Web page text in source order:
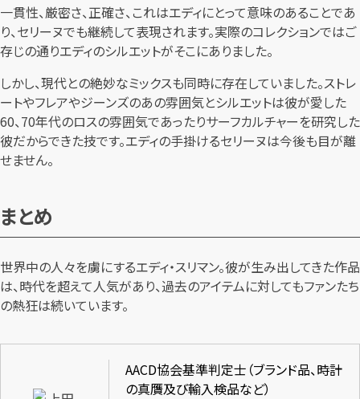
一貫性、厳密さ、正確さ、これはエディにとって意味のあることであ
り、セリーヌでも継続して表現されます。実際のコレクションではご
存じの通りエディのシルエットがそこにありました。
しかし、現代との絶妙なミックスも同時に存在していました。ストレ
ートやフレアやジーンズのあの雰囲気とシルエットは彼が愛した
60、70年代のロスの雰囲気であったりサーフカルチャーを研究した
彼だからできた技です。エディの手掛けるセリーヌは今後も目が離
せません。
まとめ
世界中の人々を虜にするエディ・スリマン。彼が生み出してきた作品
は、時代を超えて人気があり、過去のアイテムに対してもファンたち
の熱狂は続いています。
AACD協会基準判定士（ブランド品、時計
の真贋及び輸入検品など）